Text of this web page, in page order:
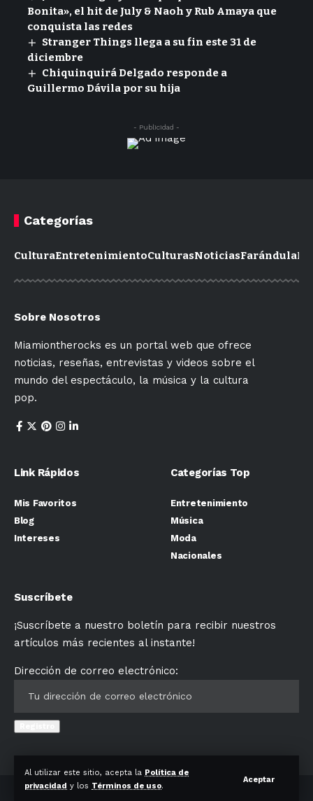
Al utilizar este sitio, acepta la Política de
privacidad y los Términos de uso.
Aceptar
Bonita», el hit de July & Naoh y Rub Amaya que
conquista las redes
Stranger Things llega a su fin este 31 de
diciembre
Chiquinquirá Delgado responde a
Guillermo Dávila por su hija
- Publicidad -
Categorías
CulturaEntretenimientoCulturasNoticiasFarándula
Sobre Nosotros
Miamiontherocks es un portal web que ofrece
noticias, reseñas, entrevistas y videos sobre el
mundo del espectáculo, la música y la cultura
pop.
Link Rápidos
Mis Favoritos
Blog
Intereses
Categorías Top
Entretenimiento
Música
Moda
Nacionales
Suscríbete
¡Suscríbete a nuestro boletín para recibir nuestros
artículos más recientes al instante!
Dirección de correo electrónico:
© MiamiOnTheRocks. Reservados todos los derechos.